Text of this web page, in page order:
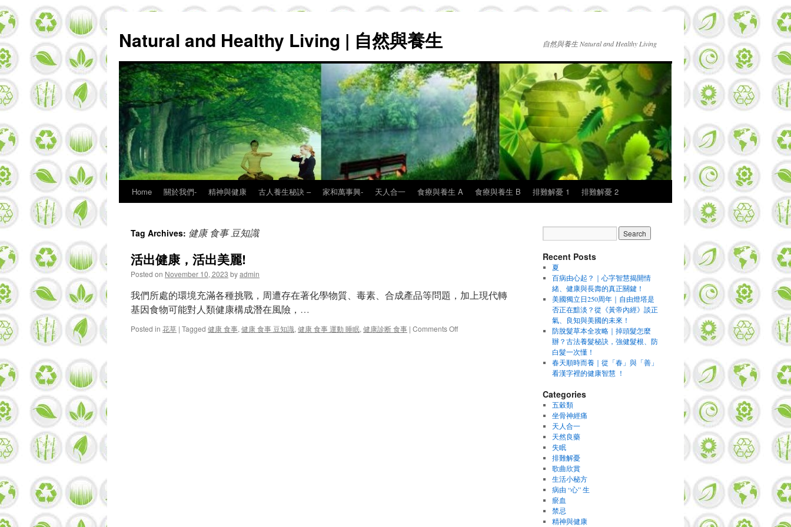
Natural and Healthy Living | 自然與養生 自然與養生 Natural and Healthy Living
Skip
content
Home 關於我們- 精神與健康 古人養生秘訣 – 家和萬事興- 天人合一 食療與養生 A 食療與養生 B 排難解憂 1 排難解憂 2
Tag Archives: 健康 食事 豆知識
活出健康，活出美麗!
Posted on November 10, 2023 byadmin
我們所處的環境充滿各種挑戰，周遭存在著化學物質、毒素、合成產品等問題，加上現代轉
基因食物可能對人類健康構成潛在風險，…
Posted in 花草 | Tagged 健康 食事, 健康 食事 豆知識, 健康 食事 運動 睡眠, 健康診断 食事 | Comments Offon
Recent Posts
夏
百病由心起？｜心字智慧揭開情
緒、健康與長壽的真正關鍵！
美國獨立日250周年｜自由燈塔是
否正在黯淡？從《黃帝內經》談正
氣、良知與美國的未來！
防脫髮草本全攻略｜掉頭髮怎麼
辦？古法養髮秘訣，強健髮根、防
白髮一次懂！
春天順時而養｜從「春」與「善」
看漢字裡的健康智慧 ！
Categories
五穀類
坐骨神經痛
天人合一
天然良藥
失眠
排難解憂
歌曲欣賞
生活小秘方
病由 “心” 生
瘀血
禁忌
精神與健康